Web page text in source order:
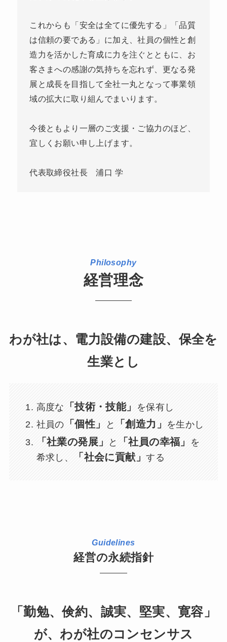
これからも「安全は全てに優先する」「品質
は信頼の要である」に加え、社員の個性と創
造力を活かした育成に力を注ぐとともに、お
客さまへの感謝の気持ちを忘れず、更なる発
展と成長を目指して全社一丸となって事業領
域の拡大に取り組んでまいります。
今後ともより一層のご支援・ご協力のほど、
宜しくお願い申し上げます。
代表取締役社長 浦口 学
Philosophy
経営理念
わが社は、電力設備の建設、保全を
生業とし
高度な 「技術・技能」
を保有し
社員の 「個性」 と 「創造力」 を生かし
「社業の発展」 と 「社員の幸福」
を
希求し、
「社会に貢献」する
Guidelines
経営の永続指針
「勤勉、倹約、誠実、堅実、寛容」
が、わが社のコンセンサス